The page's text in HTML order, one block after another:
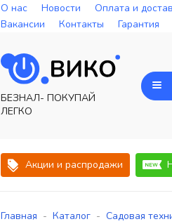
О нас Новости Оплата и
Вакансии
Контакты Гарантия
БЕЗНАЛ- ПОКУПАЙ
ЛЕГКО
Акции и распродажи
Главная - Каталог - Садовая